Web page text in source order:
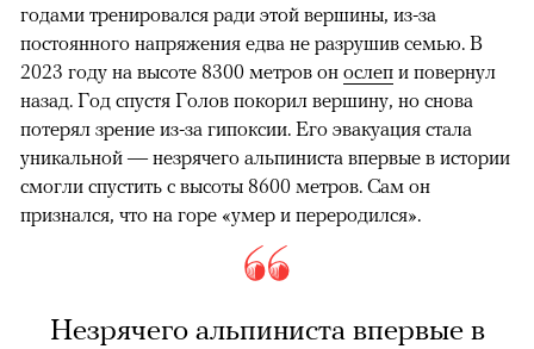
годами тренировался ради этой вершины, из-за
постоянного напряжения едва не разрушив семью. В
2023 году на высоте 8300 метров он ослеп и повернул
назад. Год спустя Голов покорил вершину, но снова
потерял зрение из-за гипоксии. Его эвакуация стала
уникальной — незрячего альпиниста впервые в истории
смогли спустить с высоты 8600 метров. Сам он
признался, что на горе «умер и переродился».
Незрячего альпиниста впервые в